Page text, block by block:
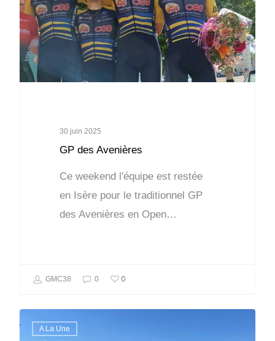
30 juin 2025
GP des Avenières
Ce weekend l'équipe est restée
en Isère pour le traditionnel GP
des Avenières en Open…
GMC38 0 0
A La Une